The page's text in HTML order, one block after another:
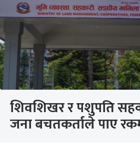
शिवशिखर र पशुपति
जना बचतकर्ताले पाए